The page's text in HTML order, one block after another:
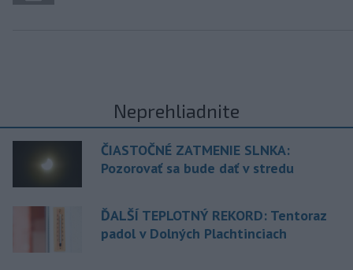
Neprehliadnite
ČIASTOČNÉ ZATMENIE SLNKA:
Pozorovať sa bude dať v stredu
ĎALŠÍ TEPLOTNÝ REKORD: Tentoraz
padol v Dolných Plachtinciach